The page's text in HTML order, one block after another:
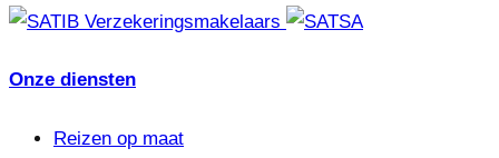
Onze diensten
Reizen op maat